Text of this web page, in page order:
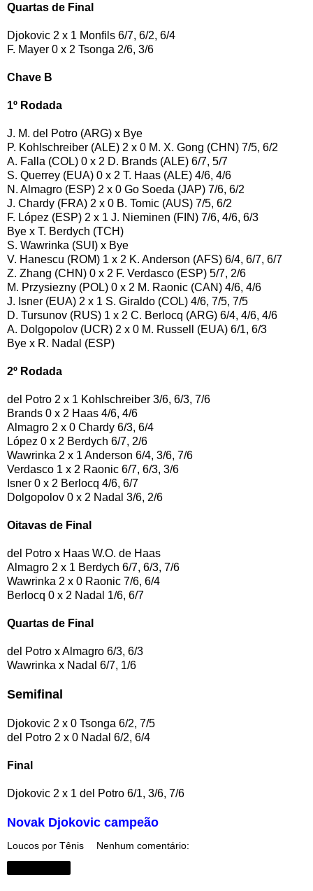
Quartas de Final
Djokovic 2 x 1 Monfils 6/7, 6/2, 6/4
F. Mayer 0 x 2 Tsonga 2/6, 3/6
Chave B
1º Rodada
J. M. del Potro (ARG) x Bye
P. Kohlschreiber (ALE) 2 x 0 M. X. Gong (CHN) 7/5, 6/2
A. Falla (COL) 0 x 2 D. Brands (ALE) 6/7, 5/7
S. Querrey (EUA) 0 x 2 T. Haas (ALE) 4/6, 4/6
N. Almagro (ESP) 2 x 0 Go Soeda (JAP) 7/6, 6/2
J. Chardy (FRA) 2 x 0 B. Tomic (AUS) 7/5, 6/2
F. López (ESP) 2 x 1 J. Nieminen (FIN) 7/6, 4/6, 6/3
Bye x T. Berdych (TCH)
S. Wawrinka (SUI) x Bye
V. Hanescu (ROM) 1 x 2 K. Anderson (AFS) 6/4, 6/7, 6/7
Z. Zhang (CHN) 0 x 2 F. Verdasco (ESP) 5/7, 2/6
M. Przysiezny (POL) 0 x 2 M. Raonic (CAN) 4/6, 4/6
J. Isner (EUA) 2 x 1 S. Giraldo (COL) 4/6, 7/5, 7/5
D. Tursunov (RUS) 1 x 2 C. Berlocq (ARG) 6/4, 4/6, 4/6
A. Dolgopolov (UCR) 2 x 0 M. Russell (EUA) 6/1, 6/3
Bye x R. Nadal (ESP)
2º Rodada
del Potro 2 x 1 Kohlschreiber 3/6, 6/3, 7/6
Brands 0 x 2 Haas 4/6, 4/6
Almagro 2 x 0 Chardy 6/3, 6/4
López 0 x 2 Berdych 6/7, 2/6
Wawrinka 2 x 1 Anderson 6/4, 3/6, 7/6
Verdasco 1 x 2 Raonic 6/7, 6/3, 3/6
Isner 0 x 2 Berlocq 4/6, 6/7
Dolgopolov 0 x 2 Nadal 3/6, 2/6
Oitavas de Final
del Potro x Haas W.O. de Haas
Almagro 2 x 1 Berdych 6/7, 6/3, 7/6
Wawrinka 2 x 0 Raonic 7/6, 6/4
Berlocq 0 x 2 Nadal 1/6, 6/7
Quartas de Final
del Potro x Almagro 6/3, 6/3
Wawrinka x Nadal 6/7, 1/6
Semifinal
Djokovic 2 x 0 Tsonga 6/2, 7/5
del Potro 2 x 0 Nadal 6/2, 6/4
Final
Djokovic 2 x 1 del Potro 6/1, 3/6, 7/6
Novak Djokovic campeão
Loucos por Tênis Nenhum comentário: